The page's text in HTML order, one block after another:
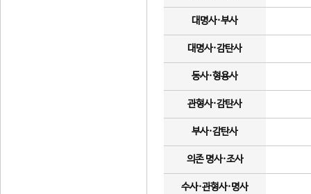
대명사·부사
대명사·감탄사
동사·형용사
관형사·감탄사
부사·감탄사
의존 명사·조사
수사·관형사·명사